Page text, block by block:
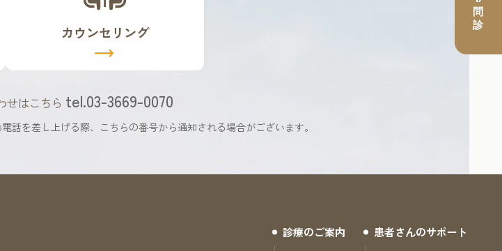
カウンセリング
せはこちら tel.03-3669-0070
話を差し上げる際、 こちらの番号から通知される場合がございます。
診療のご案内 患者さんのサポート